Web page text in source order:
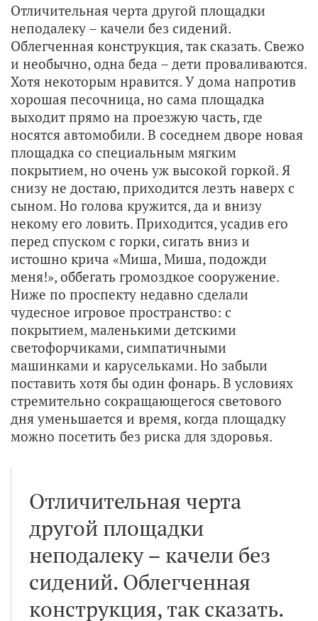
Отличительная черта другой площадки
неподалеку – качели без сидений.
Облегченная конструкция, так сказать. Свежо
и необычно, одна беда – дети проваливаются.
Хотя некоторым нравится. У дома напротив
хорошая песочница, но сама площадка
выходит прямо на проезжую часть, где
носятся автомобили. В соседнем дворе новая
площадка со специальным мягким
покрытием, но очень уж высокой горкой. Я
снизу не достаю, приходится лезть наверх с
сыном. Но голова кружится, да и внизу
некому его ловить. Приходится, усадив его
перед спуском с горки, сигать вниз и
истошно крича «Миша, Миша, подожди
меня!», оббегать громоздкое сооружение.
Ниже по проспекту недавно сделали
чудесное игровое пространство: с
покрытием, маленькими детскими
светофорчиками, симпатичными
машинками и карусельками. Но забыли
поставить хотя бы один фонарь. В условиях
стремительно сокращающегося светового
дня уменьшается и время, когда площадку
можно посетить без риска для здоровья.
Отличительная черта
другой площадки
неподалеку – качели без
сидений. Облегченная
конструкция, так сказать.